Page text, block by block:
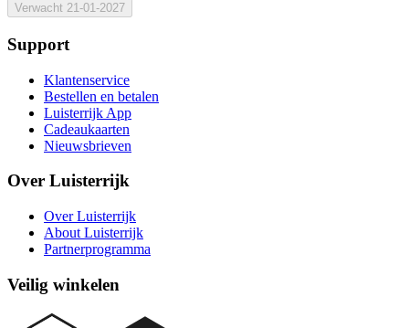
Verwacht 21-01-2027
Support
Klantenservice
Bestellen en betalen
Luisterrijk App
Cadeaukaarten
Nieuwsbrieven
Over Luisterrijk
Over Luisterrijk
About Luisterrijk
Partnerprogramma
Veilig winkelen